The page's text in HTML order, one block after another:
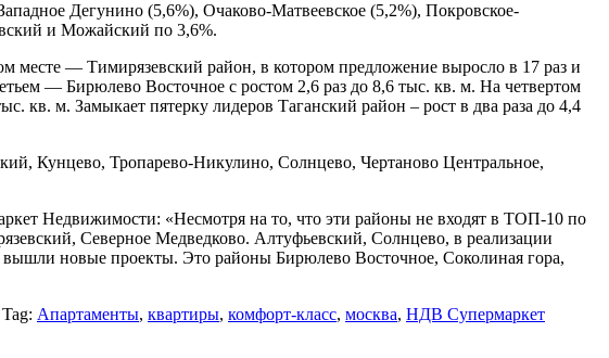
Дегунино (5,6%), Очаково-Матвеевское (5,2%), Покровское-
и Можайский по 3,6%.
месте — Тимирязевский район, в котором предложение выросло в 17 раз и
— Бирюлево Восточное с ростом 2,6 раз до 8,6 тыс. кв. м. На четвертом
кв. м. Замыкает пятерку лидеров Таганский район – рост в два раза до 4,4
Кунцево, Тропарево-Никулино, Солнцево, Чертаново Центральное,
Недвижимости: «Несмотря на то, что эти районы не входят в ТОП-10 по
Северное Медведково. Алтуфьевский, Солнцево, в реализации
новые проекты. Это районы Бирюлево Восточное, Соколиная гора,
Tag: Апартаменты, квартиры, комфорт-класс, москва, НДВ Супермаркет